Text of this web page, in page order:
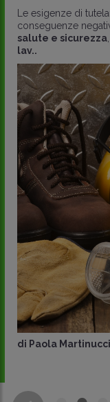
Le esigenze di
conseguenze
salute e sicurezza
lav..
di Paola Martinucci